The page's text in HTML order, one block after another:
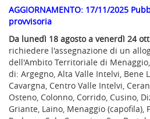
AGGIORNAMENTO: 17/11/2025
provvisoria
Da lunedì 18 agosto a venerdì 24
richiedere l'assegnazione di un
dell'Ambito Territoriale di
di: Argegno, Alta Valle Intelvi, Bene
Cavargna, Centro Valle Intelvi,
Osteno, Colonno, Corrido, Cusino,
Griante, Laino, Menaggio (capofila),